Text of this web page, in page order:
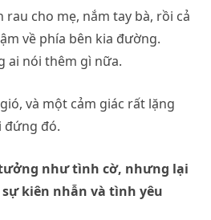
rau cho mẹ, nắm tay bà, rồi cả
về phía bên kia đường.
ai nói thêm gì nữa.
và một cảm giác rất lặng
đó.
như tình cờ, nhưng lại
kiên nhẫn và tình yêu